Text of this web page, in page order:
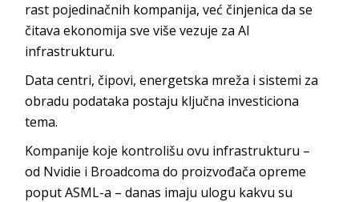
rast pojedinačnih kompanija, već činjenica da se
čitava ekonomija sve više vezuje za AI
infrastrukturu.
Data centri, čipovi, energetska mreža i sistemi za
obradu podataka postaju ključna investiciona
tema.
Kompanije koje kontrolišu ovu infrastrukturu –
od Nvidie i Broadcoma do proizvođača opreme
poput ASML-a – danas imaju ulogu kakvu su